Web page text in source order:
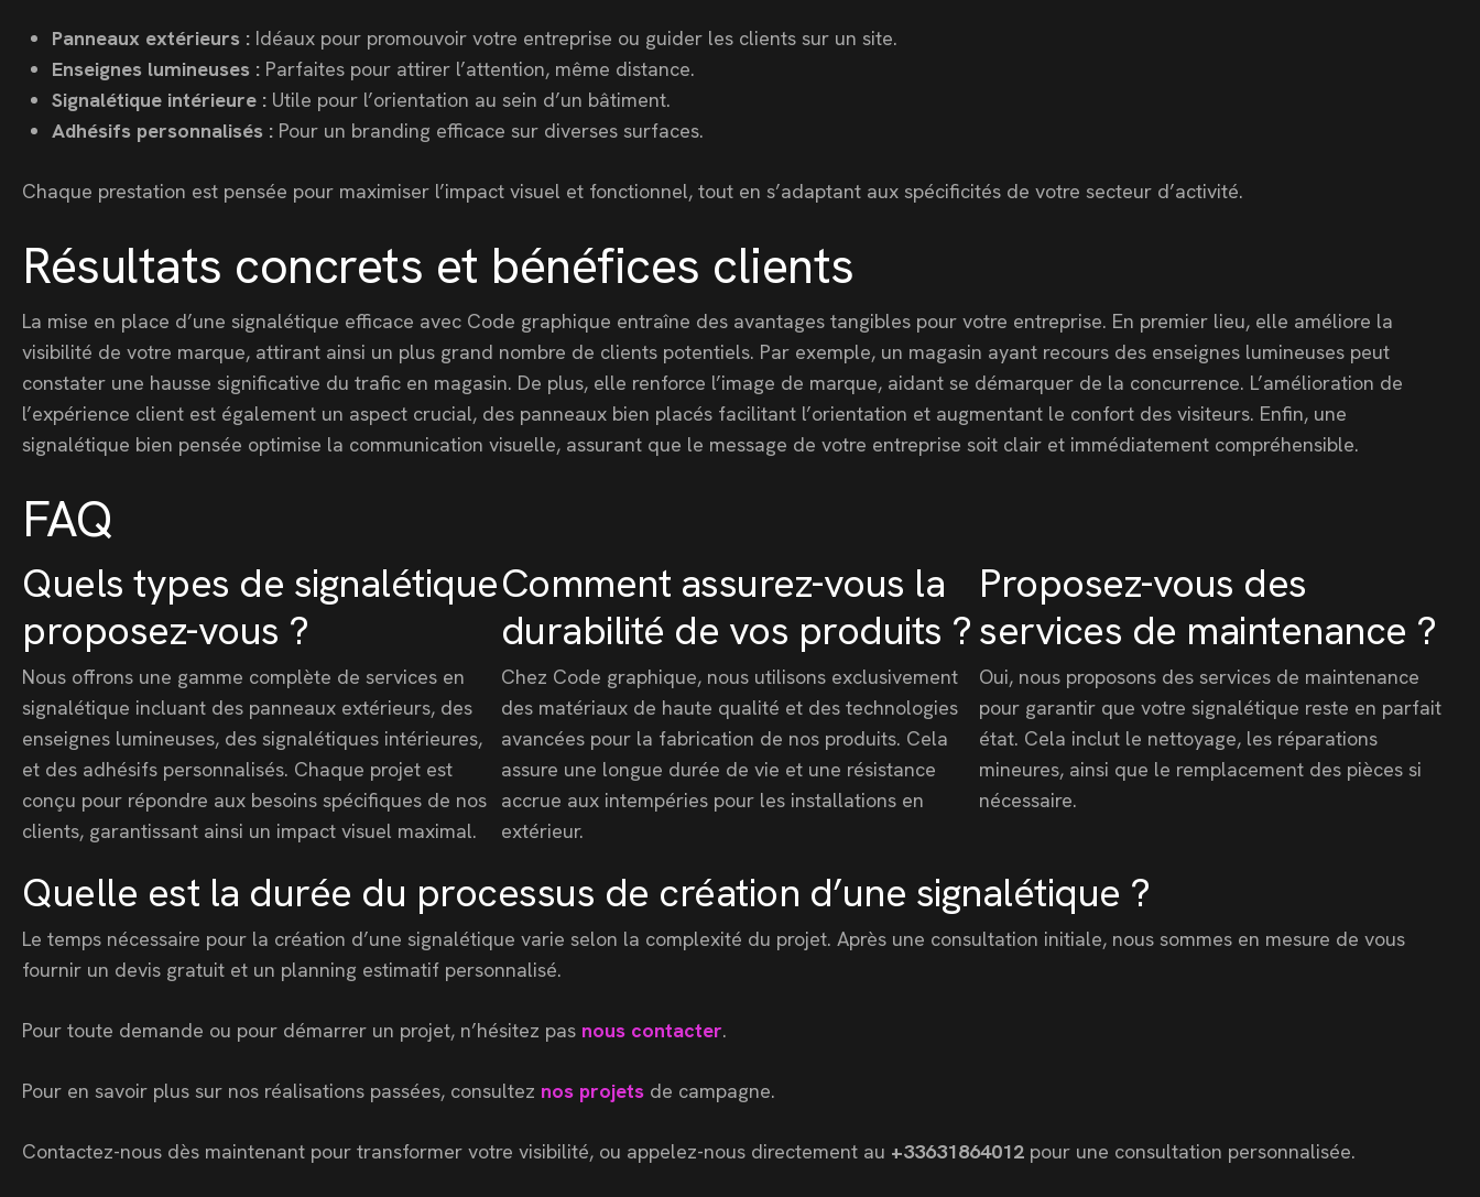
Panneaux extérieurs : Idéaux pour promouvoir votre entreprise ou guider les clients sur un site.
Enseignes lumineuses : Parfaites pour attirer l’attention, même distance.
Signalétique intérieure : Utile pour l’orientation au sein d’un bâtiment.
Adhésifs personnalisés : Pour un branding efficace sur diverses surfaces.
Chaque prestation est pensée pour maximiser l’impact visuel et fonctionnel, tout en s’adaptant aux spécificités de votre secteur d’activité.
Résultats concrets et bénéfices clients
La mise en place d’une signalétique efficace avec Code graphique entraîne des avantages tangibles pour votre entreprise. En premier lieu, elle améliore la
visibilité de votre marque, attirant ainsi un plus grand nombre de clients potentiels. Par exemple, un magasin ayant recours des enseignes lumineuses peut
constater une hausse significative du trafic en magasin. De plus, elle renforce l’image de marque, aidant se démarquer de la concurrence. L’amélioration de
l’expérience client est également un aspect crucial, des panneaux bien placés facilitant l’orientation et augmentant le confort des visiteurs. Enfin, une
signalétique bien pensée optimise la communication visuelle, assurant que le message de votre entreprise soit clair et immédiatement compréhensible.
FAQ
Quels types de signalétique
proposez-vous ?
Nous offrons une gamme complète de services en
signalétique incluant des panneaux extérieurs, des
enseignes lumineuses, des signalétiques intérieures,
et des adhésifs personnalisés. Chaque projet est
conçu pour répondre aux besoins spécifiques de nos
clients, garantissant ainsi un impact visuel maximal.
Comment assurez-vous la
durabilité de vos produits ?
Chez Code graphique, nous utilisons exclusivement
des matériaux de haute qualité et des technologies
avancées pour la fabrication de nos produits. Cela
assure une longue durée de vie et une résistance
accrue aux intempéries pour les installations en
extérieur.
Proposez-vous des
services de maintenance ?
Oui, nous proposons des services de maintenance
pour garantir que votre signalétique reste en parfait
état. Cela inclut le nettoyage, les réparations
mineures, ainsi que le remplacement des pièces si
nécessaire.
Quelle est la durée du processus de création d’une signalétique ?
Le temps nécessaire pour la création d’une signalétique varie selon la complexité du projet. Après une consultation initiale, nous sommes en mesure de vous
fournir un devis gratuit et un planning estimatif personnalisé.
Pour toute demande ou pour démarrer un projet, n’hésitez pas nous contacter.
Pour en savoir plus sur nos réalisations passées, consultez nos projets de campagne.
Contactez-nous dès maintenant pour transformer votre visibilité, ou appelez-nous directement au +33631864012 pour une consultation personnalisée.